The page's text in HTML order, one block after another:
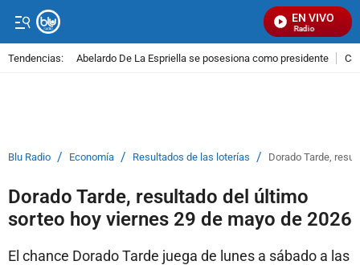
EN VIVO
Señal Visual Radio
Tendencias: Abelardo De La Espriella se posesiona como presidente
Blu Radio / Economía / Resultados de las loterías / Dorado Tarde,
Dorado Tarde, resultado del último
sorteo hoy viernes 29 de mayo de 2026
El chance Dorado Tarde juega de lunes a sábado a las